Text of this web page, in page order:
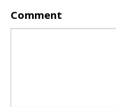
Comment